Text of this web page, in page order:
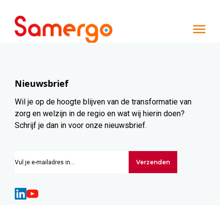
Nieuwsbrief
Wil je op de hoogte blijven van de transformatie van
zorg en welzijn in de regio en wat wij hierin doen?
Schrijf je dan in voor onze nieuwsbrief.
Verzenden